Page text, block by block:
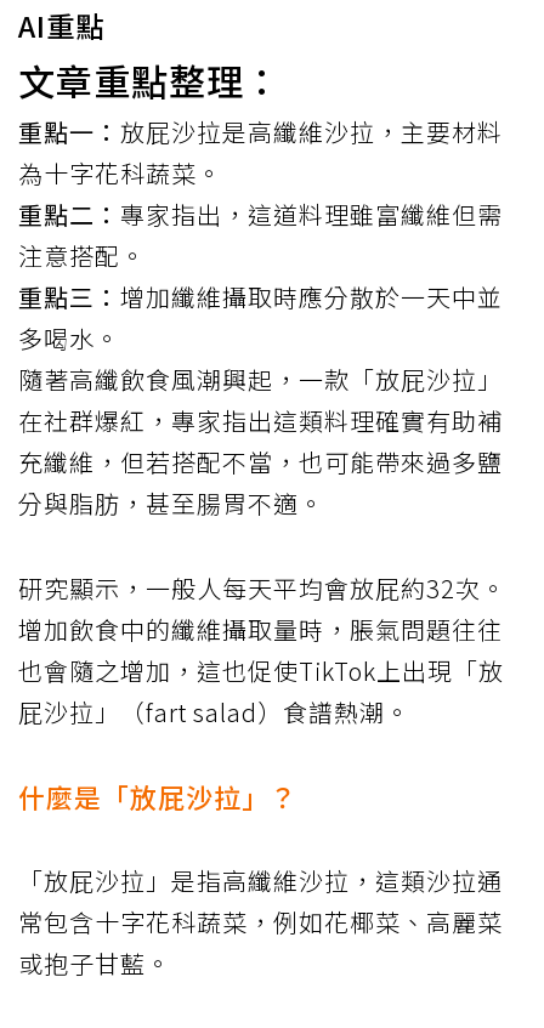
AI重點
文章重點整理：
重點一： 放屁沙拉是高纖維沙拉，主要材料
為十字花科蔬菜。
重點二： 專家指出，這道料理雖富纖維但需
注意搭配。
重點三： 增加纖維攝取時應分散於一天中並
多喝水。
隨著高纖飲食風潮興起，一款「放屁沙拉」
在社群爆紅，專家指出這類料理確實有助補
充纖維，但若搭配不當，也可能帶來過多鹽
分與脂肪，甚至腸胃不適。
研究顯示，一般人每天平均會放屁約32次。
增加飲食中的纖維攝取量時，脹氣問題往往
也會隨之增加，這也促使TikTok上出現「放
屁沙拉」（fart salad）食譜熱潮。
什麼是「放屁沙拉」？
「放屁沙拉」是指高纖維沙拉，這類沙拉通
常包含十字花科蔬菜，例如花椰菜、高麗菜
或抱子甘藍。